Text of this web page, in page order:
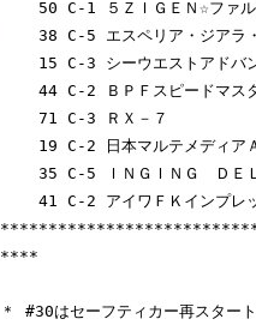
****
＊ #30はセーフティカー再スター